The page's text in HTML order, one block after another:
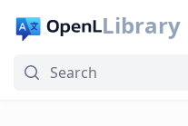
Library